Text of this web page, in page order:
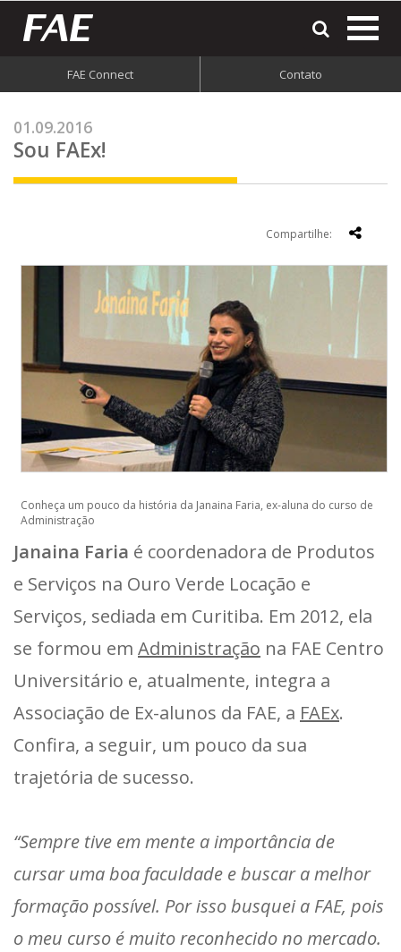
FAE Connect Contato
01.09.2016
Sou FAEx!
Compartilhe:
Conheça um pouco da história da Janaina Faria, ex-aluna do curso de
Administração
Janaina Faria é coordenadora de Produtos
e Serviços na Ouro Verde Locação e
Serviços, sediada em Curitiba. Em 2012, ela
se formou em Administração na FAE Centro
Universitário e, atualmente, integra a
Associação de Ex-alunos da FAE, a FAEx.
Confira, a seguir, um pouco da sua
trajetória de sucesso.
“Sempre tive em mente a importância de
cursar uma boa faculdade e buscar a melhor
formação possível. Por isso busquei a FAE, pois
o meu curso é muito reconhecido no mercado.